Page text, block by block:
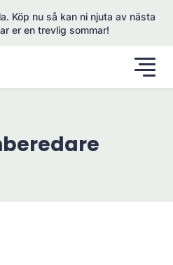
Köp nu så kan ni njuta av nästa
er en trevlig sommar!